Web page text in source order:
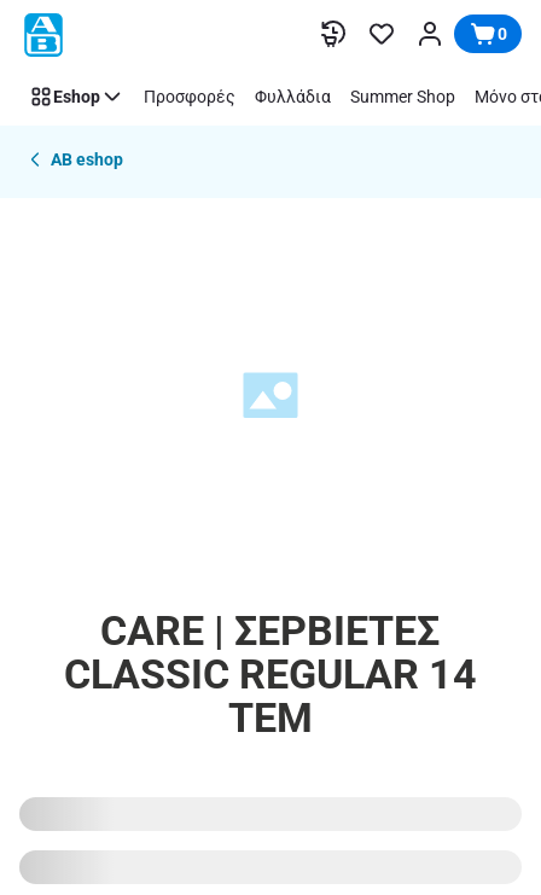
Παράλειψη 0
Eshop Προσφορές Φυλλάδια Summer Shop Μόνο
AB eshop
CARE | ΣΕΡΒΙΕΤΕΣ
CLASSIC REGULAR 14
ΤΕΜ